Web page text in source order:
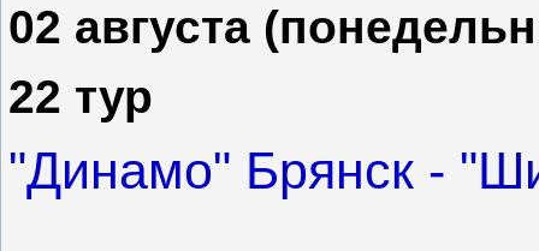
02 августа
22 тур
"Динамо" Брянск -